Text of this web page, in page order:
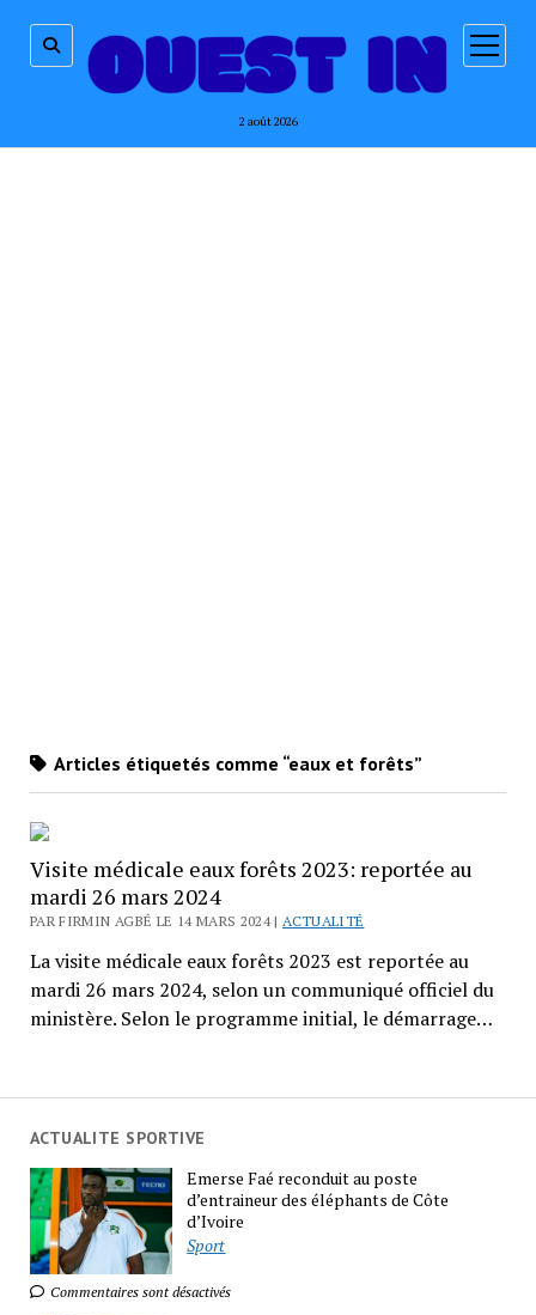
2 août 2026
ouvrir
menu
ACTUALITE SPORTIVE
Emerse Faé reconduit au poste
d’entraineur des éléphants de Côte
d’Ivoire
Sport
Commentaires sont désactivés
Articles étiquetés comme “eaux et forêts”
Visite médicale eaux forêts 2023: reportée au
mardi 26 mars 2024
PAR FIRMIN AGBÉ LE 14 MARS 2024 | ACTUALITÉ
La visite médicale eaux forêts 2023 est reportée au
mardi 26 mars 2024, selon un communiqué officiel du
ministère. Selon le programme initial, le démarrage…